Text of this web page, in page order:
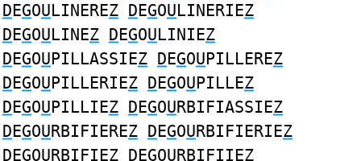
DEGOULINEREZ DEGOULINERIEZ
DEGOULINEZ DEGOULINIEZ
DEGOUPILLASSIEZ DEGOUPILLEREZ
DEGOUPILLERIEZ DEGOUPILLEZ
DEGOUPILLIEZ DEGOURBIFIASSIEZ
DEGOURBIFIEREZ DEGOURBIFIERIEZ
DEGOURBIFIEZ DEGOURBIFIIEZ